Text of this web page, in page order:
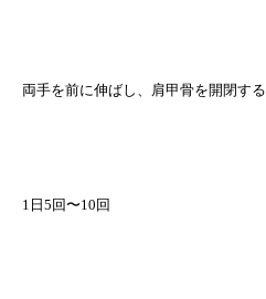
両手を前に伸ばし、肩甲骨を開閉する
1日5回〜10回